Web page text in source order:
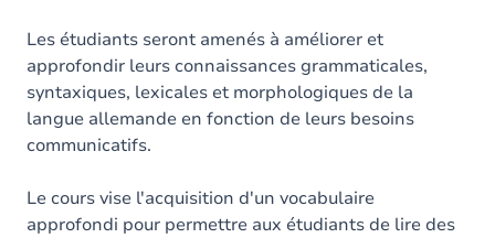
Les étudiants seront amenés à améliorer et
approfondir leurs connaissances grammaticales,
syntaxiques, lexicales et morphologiques de la
langue allemande en fonction de leurs besoins
communicatifs.
Le cours vise l'acquisition d'un vocabulaire
approfondi pour permettre aux étudiants de lire des